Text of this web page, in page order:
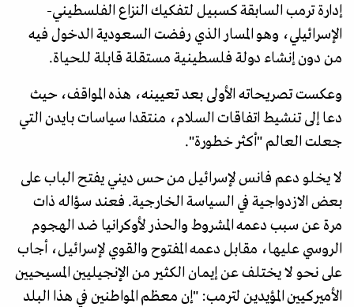
إدارة ترمب السابقة كسبيل لتفكيك النزاع الفلسطيني-
الإسرائيلي، وهو المسار الذي رفضت السعودية الدخول فيه
من دون إنشاء دولة فلسطينية مستقلة قابلة للحياة.
وعكست تصريحاته الأولى بعد تعيينه، هذه المواقف، حيث
دعا إلى تنشيط اتفاقات السلام، منتقدا سياسات بايدن التي
جعلت العالم "أكثر خطورة".
لا يخلو دعم فانس لإسرائيل من حس ديني يفتح الباب على
بعض الازدواجية في السياسة الخارجية. فعند سؤاله ذات
مرة عن سبب دعمه المشروط والحذر لأوكرانيا ضد الهجوم
الروسي عليها، مقابل دعمه المفتوح والقوي لإسرائيل، أجاب
على نحو لا يختلف عن إيمان الكثير من الإنجيليين المسيحيين
الأميركيين المؤيدين لترمب: "إن معظم المواطنين في هذا البلد